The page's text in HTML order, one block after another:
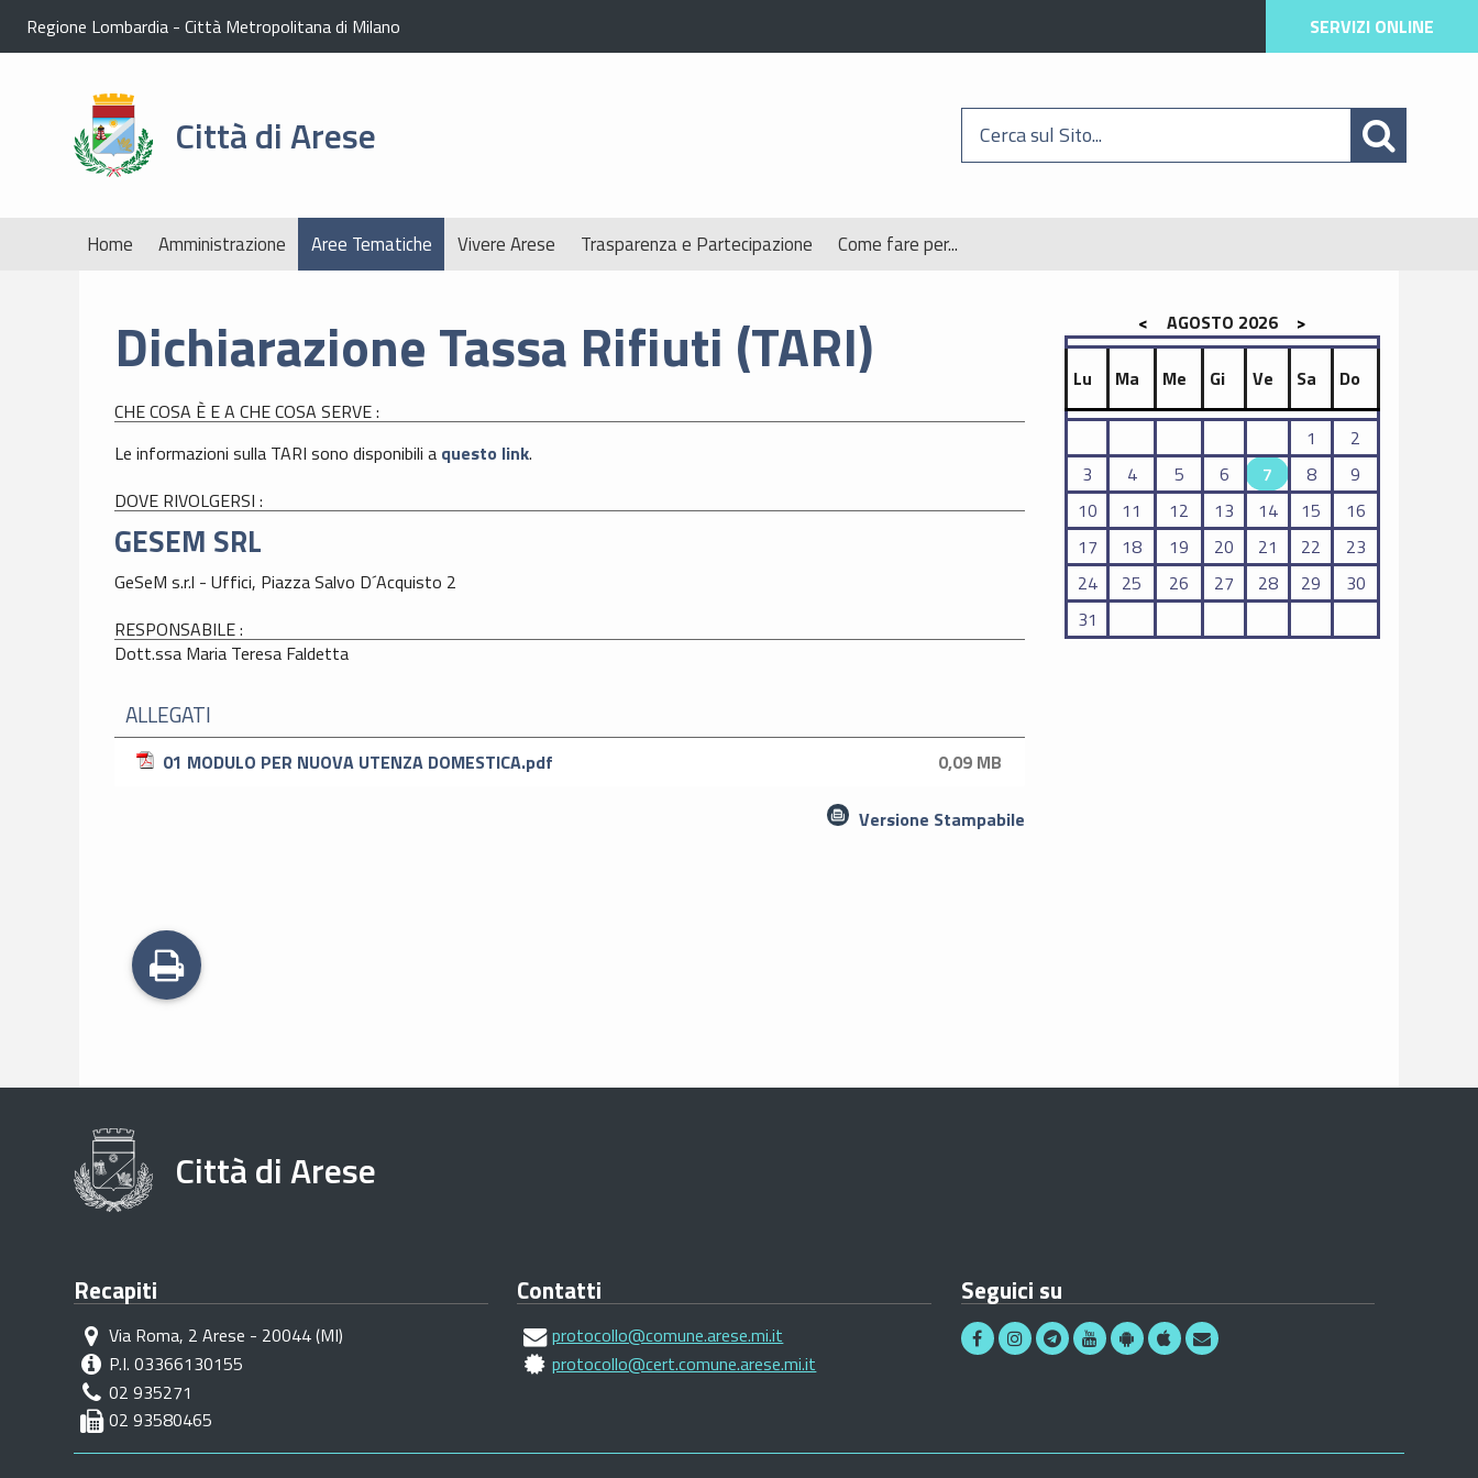
Regione Lombardia - Città Metropolitana di Milano SERVIZI ONLINE
Città di Arese
Home Amministrazione Aree Tematiche Vivere Arese Trasparenza e Partecipazione Come fare per...
Dichiarazione Tassa Rifiuti (TARI)
CHE COSA È E A CHE COSA SERVE :
Le informazioni sulla TARI sono disponibili a questo link.
DOVE RIVOLGERSI :
GESEM SRL
GeSeM s.r.l - Uffici, Piazza Salvo D´Acquisto 2
RESPONSABILE :
Dott.ssa Maria Teresa Faldetta
ALLEGATI
01 MODULO PER NUOVA UTENZA DOMESTICA.pdf 0,09 MB
Versione Stampabile
STAMPA
< AGOSTO 2026 >
Lu Ma Me Gi Ve Sa Do
1
2
3
4 5 6 7 8
9
10
11 12 13 14 15
16
17
18 19 20 21 22
23
24
25 26 27 28 29
30
31
Città di Arese
Recapiti
Via Roma, 2 Arese - 20044 (MI)
P.I. 03366130155
02 935271
02 93580465
Contatti
protocollo@comune.arese.mi.it
protocollo@cert.comune.arese.mi.it
Seguici su